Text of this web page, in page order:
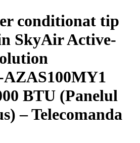
conditionat tip
SkyAir Active-
BTU (Panelul
– Telecomanda